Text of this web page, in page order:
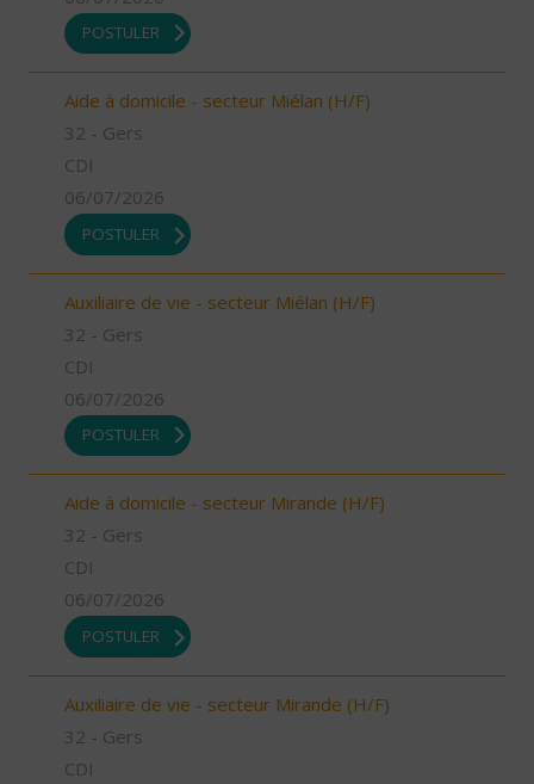
POSTULER
Aide à domicile - secteur Miélan (H/F)
32 - Gers
CDI
06/07/2026
POSTULER
Auxiliaire de vie - secteur Miélan (H/F)
32 - Gers
CDI
06/07/2026
POSTULER
Aide à domicile - secteur Mirande (H/F)
32 - Gers
CDI
06/07/2026
POSTULER
Auxiliaire de vie - secteur Mirande (H/F)
32 - Gers
CDI